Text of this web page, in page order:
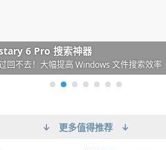
必备的下载神器
的 Windows 平台下载工具
6 Pro 搜索神器
回不去！大幅提高 Windows 文件搜索效率
桌面图标自动整理/美化神器
必备！图标再多桌面也不再凌乱！
Desktop 虚拟机
上流畅运行 Windows (支持 M 芯片)
下载网络视频的神器 (Mac)
下视频，超简单好用！谁用谁知道
- 极简好用的 Markdown 编辑器
写作体验！跨平台支持 Win / Mac
↓ 更多值得推荐 ↓